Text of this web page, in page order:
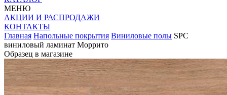
МЕНЮ
АКЦИИ И РАСПРОДАЖИ
КОНТАКТЫ
Главная Напольные покрытия Виниловые полы SPC
виниловый ламинат Моррито
Образец в магазине